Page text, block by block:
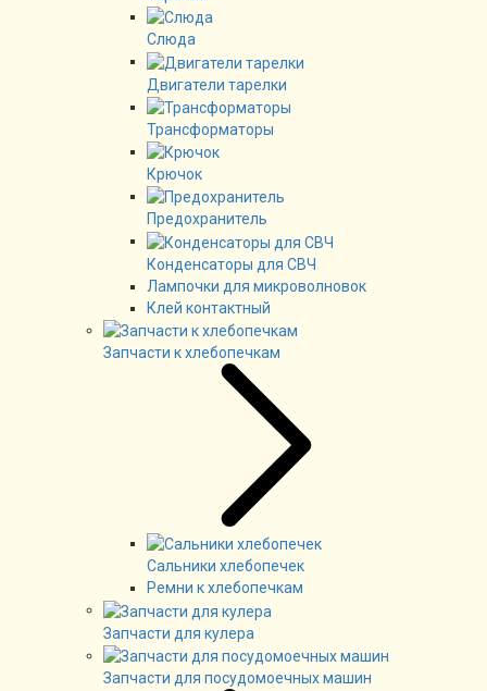
Слюда
Двигатели тарелки
Трансформаторы
Крючок
Предохранитель
Конденсаторы для СВЧ
Лампочки для микроволновок
Клей контактный
Запчасти к хлебопечкам
Сальники хлебопечек
Ремни к хлебопечкам
Запчасти для кулера
Запчасти для посудомоечных машин